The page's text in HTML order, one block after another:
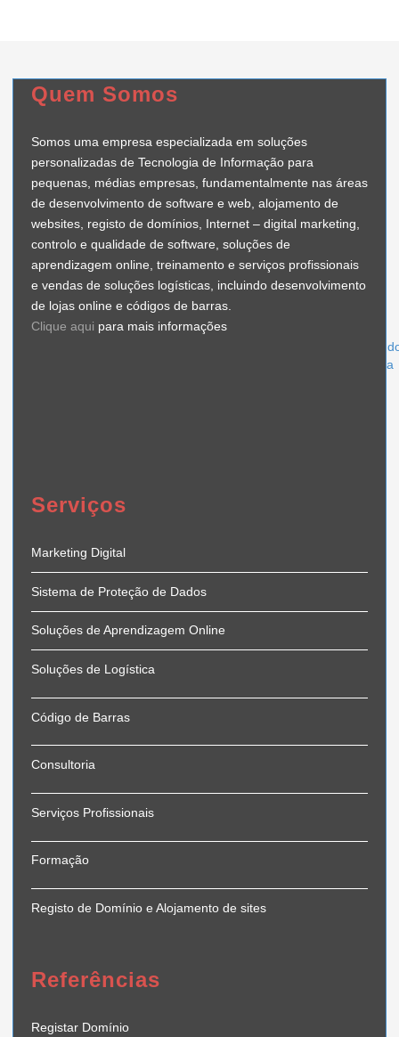
Talatona, Rua
Luanda, Angola
Quem Somos
Somos uma empresa especializada em soluções
personalizadas de Tecnologia de Informação para
pequenas, médias empresas, fundamentalmente nas áreas
de desenvolvimento de software e web, alojamento de
websites, registo de domínios, Internet – digital marketing,
controlo e qualidade de software, soluções de
aprendizagem online, treinamento e serviços profissionais
e vendas de soluções logísticas, incluindo desenvolvimento
de lojas online e códigos de barras.
Clique aqui para mais informações
Serviços
Marketing Digital
Sistema de Proteção de Dados
Soluções de Aprendizagem Online
Soluções de Logística
Código de Barras
Consultoria
Serviços Profissionais
Formação
Registo de Domínio e Alojamento de sites
Referências
Registar Domínio